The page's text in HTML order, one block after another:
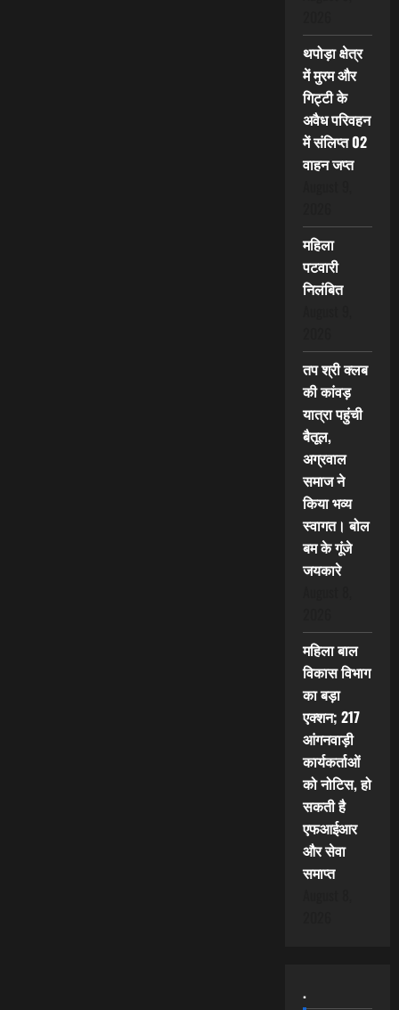
थपोड़ा क्षेत्र
में मुरम और
गिट्टी के
अवैध परिवहन
में संलिप्त 02
वाहन जप्त
महिला
पटवारी
निलंबित
तप श्री क्लब
की कांवड़
यात्रा पहुंची
बैतूल,
अग्रवाल
समाज ने
किया भव्य
स्वागत। बोल
बम के गूंजे
जयकारे
महिला बाल
विकास विभाग
का बड़ा
एक्शन; 217
आंगनवाड़ी
कार्यकर्ताओं
को नोटिस, हो
सकती है
एफआईआर
और सेवा
समाप्त
.